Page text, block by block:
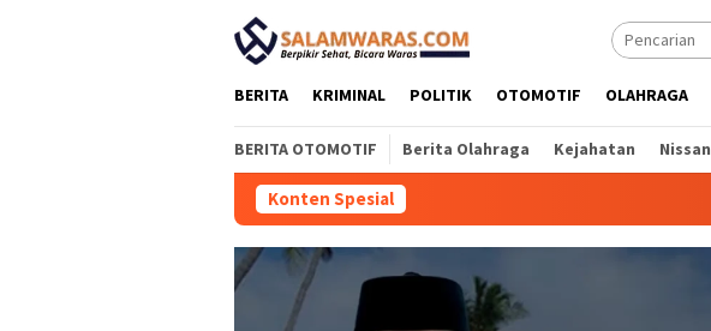
BERITA KRIMINAL POLITIK OTOMOTIF OLAHRAGA
BERITA OTOMOTIF Berita Olahraga Kejahatan Nissan
Konten Spesial